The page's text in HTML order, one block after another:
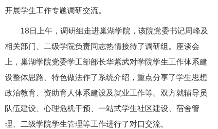
开展学生工作专题调研交流。
18日上午，调研组走进巢湖学院，该院党委书记周峰及
相关部门、二级学院负责同志热情接待了调研组。座谈会
上，巢湖学院党委学工部部长华紫武对学院学生工作体系建
设整体思路、特色做法作了系统介绍，重点分享了学生思想
政治教育、资助育人体系建设及就业工作等。双方就辅导员
队伍建设、心理危机干预、一站式学生社区建设、宿舍管
理、二级学院学生管理等工作进行了对口交流。